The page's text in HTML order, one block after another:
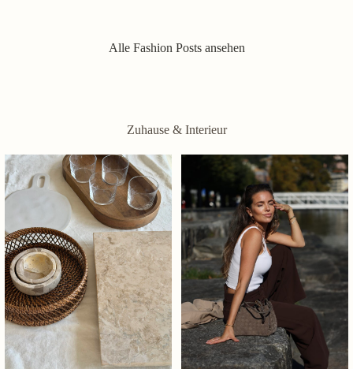
Alle Fashion Posts ansehen
Zuhause & Interieur